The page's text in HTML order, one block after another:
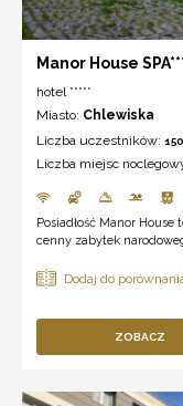
Manor House
hotel *****
Miasto: Chlewiska
Liczba uczestników: 150
Liczba miejsc
Posiadłość Manor House
cenny zabytek
ZOBACZ